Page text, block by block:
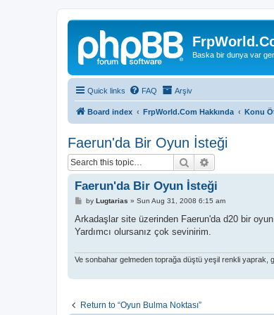
Baska bir dunya var
Quick links FAQ Arşiv
Board index FrpWorld.Com Hakkında Konu
Faerun'da Bir Oyun İsteği
Search
Faerun'da Bir Oyun İsteği
P
s
by Lugtarias » Sun Aug 31, 2008 6:15 am
Arkadaşlar site üzerinden Faerun'da d20 bir
Yardımcı olursanız çok sevinirim.
Ve sonbahar gelmeden toprağa düştü yeşil renkli yaprak,
Return to “Oyun Bulma Noktası”